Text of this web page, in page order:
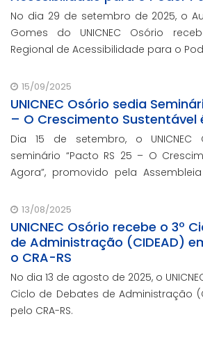
No dia 29 de setembro de 2025, o
Gomes do UNICNEC Osório
Regional de Acessibilidade para o
15/09/2025
UNICNEC Osório sedia
– O Crescimento Sustentável
Dia 15 de setembro, o
seminário “Pacto RS 25 – O
Agora”, promovido pela
evento ocorreu no auditório Felipe
13/08/2025
UNICNEC Osório recebe o 3º
de Administração (CIDEAD)
o CRA-RS
No dia 13 de agosto de 2025, o
Ciclo de Debates de Administração
pelo CRA-RS.